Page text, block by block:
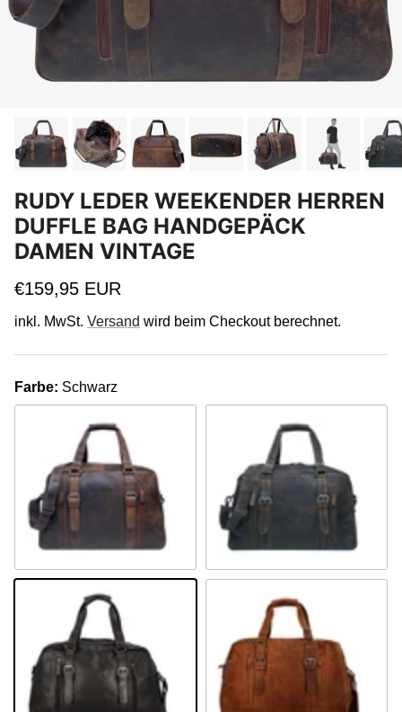
RUDY LEDER WEEKENDER HERREN
DUFFLE BAG HANDGEPÄCK
DAMEN VINTAGE
Normaler Preis
€159,95 EUR
inkl. MwSt. Versand wird beim Checkout berechnet.
Farbe: Schwarz
Sandel Khaki
Schwarz Camel